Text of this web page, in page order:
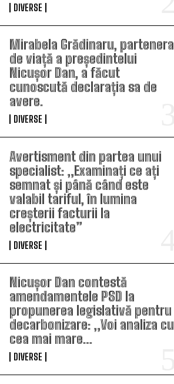
DIVERSE
Mirabela Grădinaru, partenera
de viață a președintelui
Nicușor Dan, a făcut
cunoscută declarația sa de
avere.
DIVERSE
Avertisment din partea unui
specialist: „Examinați ce ați
semnat și până când este
valabil tariful, în lumina
creșterii facturii la
electricitate”
DIVERSE
Nicușor Dan contestă
amendamentele PSD la
propunerea legislativă pentru
decarbonizare: „Voi analiza cu
cea mai mare…
DIVERSE